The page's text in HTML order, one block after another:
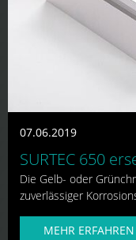
07.06.2019
SURTEC 650
Die Gelb- oder
zuverlässiger
MEHR ERFAHREN